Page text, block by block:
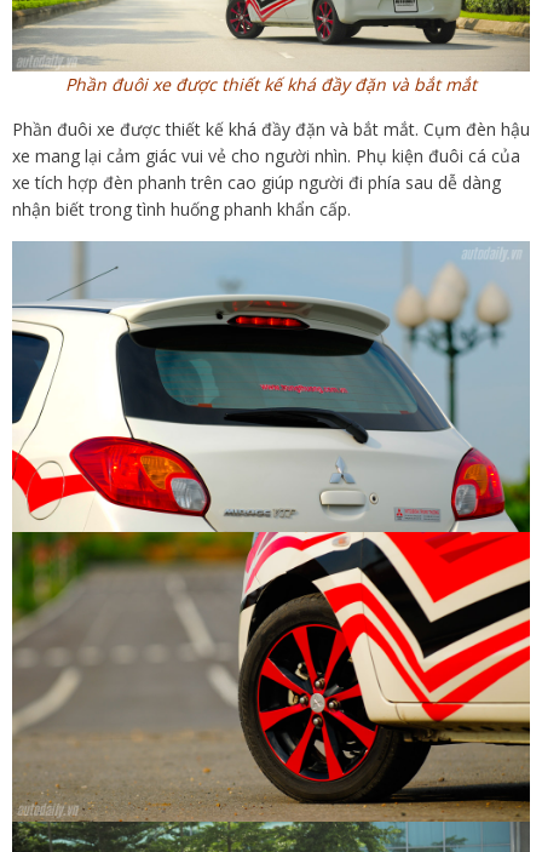
Phần đuôi xe được thiết kế khá đầy đặn và bắt mắt
Phần đuôi xe được thiết kế khá đầy đặn và bắt mắt. Cụm đèn hậu
xe mang lại cảm giác vui vẻ cho người nhìn. Phụ kiện đuôi cá của
xe tích hợp đèn phanh trên cao giúp người đi phía sau dễ dàng
nhận biết trong tình huống phanh khẩn cấp.